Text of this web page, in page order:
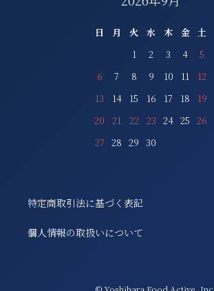
日 月 火 水 木 金
土
1
2 3 4
5
6
7 8 9 10 11
12
13
14 15 16 17 18
19
20
21 22 23 24 25 26
27 28 29 30
特定商取引法に基づく表記
個人情報の取扱いについて
© Yoshihara Food Active, Inc